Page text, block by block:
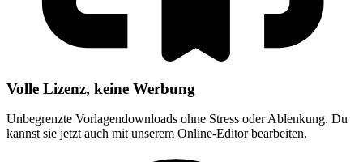
Volle Lizenz, keine Werbung
Unbegrenzte Vorlagendownloads ohne Stress oder Ablenkung. Du
kannst sie jetzt auch mit unserem Online-Editor bearbeiten.